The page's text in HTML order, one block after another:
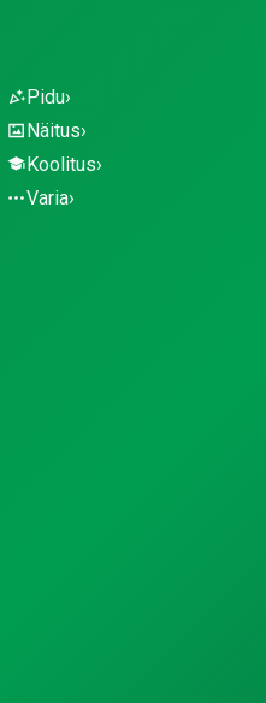
Pidu
Näitus
Koolitus
Varia